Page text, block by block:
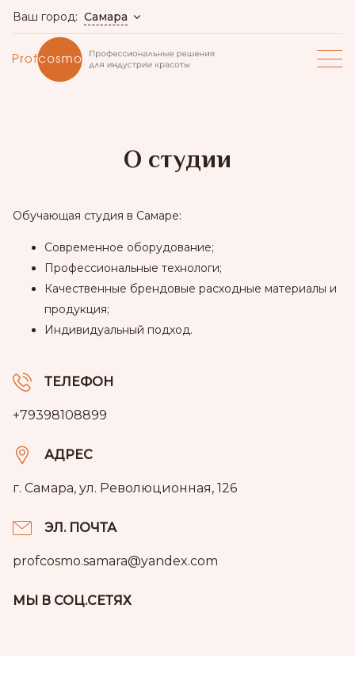
Ваш город: Самара
О студии
Обучающая студия в Самаре:
Современное оборудование;
Профессиональные технологи;
Качественные брендовые расходные материалы и
продукция;
Индивидуальный подход.
ТЕЛЕФОН
+79398108899
АДРЕС
г. Самара, ул. Революционная, 126
ЭЛ. ПОЧТА
profcosmo.samara@yandex.com
МЫ В СОЦ.СЕТЯХ